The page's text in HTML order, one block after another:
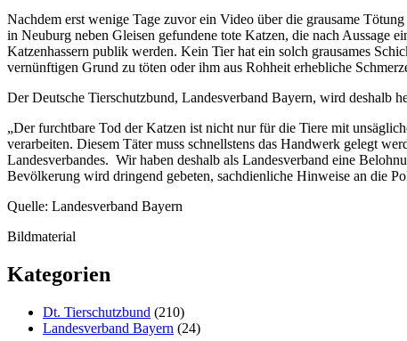
Nachdem erst wenige Tage zuvor ein Video über die grausame
in Neuburg neben Gleisen gefundene tote Katzen, die nach Aussage
Katzenhassern publik werden. Kein Tier hat ein solch grausames
vernünftigen Grund zu töten oder ihm aus Rohheit erhebliche
Der Deutsche Tierschutzbund, Landesverband Bayern, wird deshalb
„Der furchtbare Tod der Katzen ist nicht nur für die Tiere mit
verarbeiten. Diesem Täter muss schnellstens das Handwerk gelegt
Landesverbandes. Wir haben deshalb als Landesverband eine
Bevölkerung wird dringend gebeten, sachdienliche Hinweise an die
Quelle: Landesverband Bayern
Bildmaterial
Kategorien
Dt. Tierschutzbund (210)
Landesverband Bayern (24)